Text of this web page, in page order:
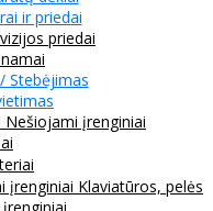
ir priedai
priedai
Stebėjimas
Nešiojami įrenginiai
įrenginiai Klaviatūros, pelės